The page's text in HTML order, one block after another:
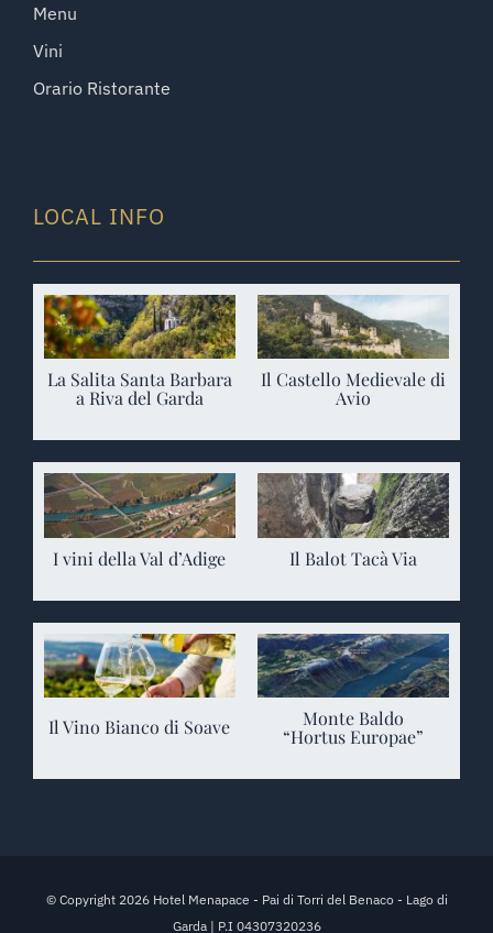
Menu
Vini
Orario Ristorante
LOCAL INFO
La Salita Santa Barbara
a Riva del Garda
Il Castello Medievale di
Avio
I vini della Val d’Adige Il Balot Tacà Via
Il Vino Bianco di Soave
Monte Baldo
“Hortus Europae”
© Copyright 2026 Hotel Menapace - Pai di Torri del Benaco - Lago di
Garda | P.I 04307320236